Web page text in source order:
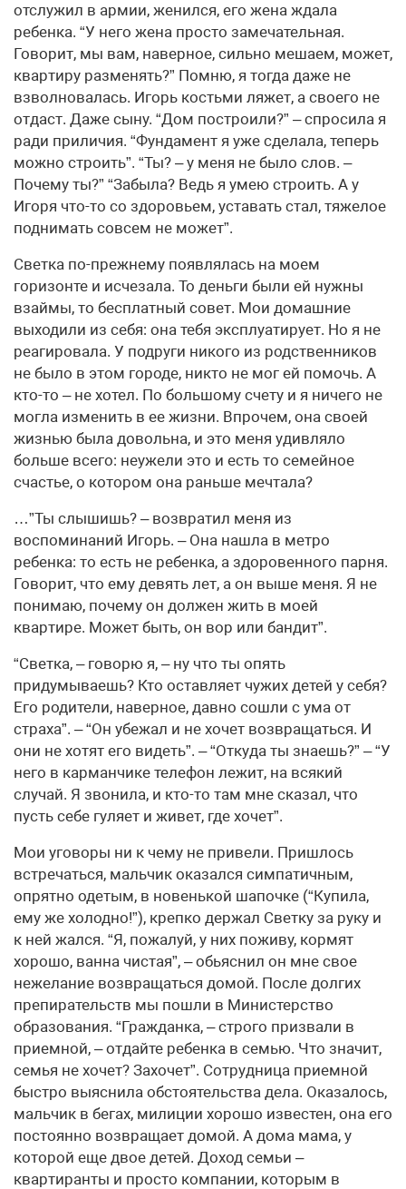
отслужил в армии, женился, его жена ждала
ребенка. “У него жена просто замечательная.
Говорит, мы вам, наверное, сильно мешаем, может,
квартиру разменять?” Помню, я тогда даже не
взволновалась. Игорь костьми ляжет, а своего не
отдаст. Даже сыну. “Дом построили?” – спросила я
ради приличия. “Фундамент я уже сделала, теперь
можно строить”. “Ты? – у меня не было слов. –
Почему ты?” “Забыла? Ведь я умею строить. А у
Игоря что-то со здоровьем, уставать стал, тяжелое
поднимать совсем не может”.
Светка по-прежнему появлялась на моем
горизонте и исчезала. То деньги были ей нужны
взаймы, то бесплатный совет. Мои домашние
выходили из себя: она тебя эксплуатирует. Но я не
реагировала. У подруги никого из родственников
не было в этом городе, никто не мог ей помочь. А
кто-то – не хотел. По большому счету и я ничего не
могла изменить в ее жизни. Впрочем, она своей
жизнью была довольна, и это меня удивляло
больше всего: неужели это и есть то семейное
счастье, о котором она раньше мечтала?
…”Ты слышишь? – возвратил меня из
воспоминаний Игорь. – Она нашла в метро
ребенка: то есть не ребенка, а здоровенного парня.
Говорит, что ему девять лет, а он выше меня. Я не
понимаю, почему он должен жить в моей
квартире. Может быть, он вор или бандит”.
“Светка, – говорю я, – ну что ты опять
придумываешь? Кто оставляет чужих детей у себя?
Его родители, наверное, давно сошли с ума от
страха”. – “Он убежал и не хочет возвращаться. И
они не хотят его видеть”. – “Откуда ты знаешь?” – “У
него в карманчике телефон лежит, на всякий
случай. Я звонила, и кто-то там мне сказал, что
пусть себе гуляет и живет, где хочет”.
Мои уговоры ни к чему не привели. Пришлось
встречаться, мальчик оказался симпатичным,
опрятно одетым, в новенькой шапочке (“Купила,
ему же холодно!”), крепко держал Светку за руку и
к ней жался. “Я, пожалуй, у них поживу, кормят
хорошо, ванна чистая”, – обьяснил он мне свое
нежелание возвращаться домой. После долгих
препирательств мы пошли в Министерство
образования. “Гражданка, – строго призвали в
приемной, – отдайте ребенка в семью. Что значит,
семья не хочет? Захочет”. Сотрудница приемной
быстро выяснила обстоятельства дела. Оказалось,
мальчик в бегах, милиции хорошо известен, она его
постоянно возвращает домой. А дома мама, у
которой еще двое детей. Доход семьи –
квартиранты и просто компании, которым в